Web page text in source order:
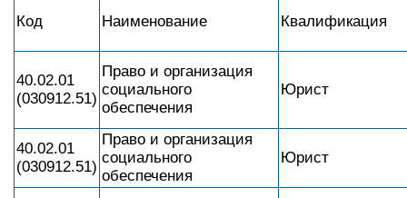
Код Наименование Квалификация
40.02.01
(030912.51)
Право и организация
социального
обеспечения
Юрист
40.02.01
(030912.51)
Право и организация
социального
обеспечения
Юрист